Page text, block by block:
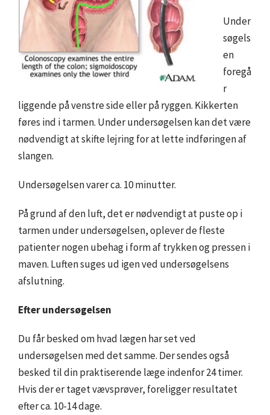
Under
søgels
en
foregå
r
liggende på venstre side eller på ryggen. Kikkerten
føres ind i tarmen. Under undersøgelsen kan det være
nødvendigt at skifte lejring for at lette indføringen af
slangen.
Undersøgelsen varer ca. 10 minutter.
På grund af den luft, det er nødvendigt at puste op i
tarmen under undersøgelsen, oplever de fleste
patienter nogen ubehag i form af trykken og pressen i
maven. Luften suges ud igen ved undersøgelsens
afslutning.
Efter undersøgelsen
Du får besked om hvad lægen har set ved
undersøgelsen med det samme. Der sendes også
besked til din praktiserende læge indenfor 24 timer.
Hvis der er taget vævsprøver, foreligger resultatet
efter ca. 10-14 dage.